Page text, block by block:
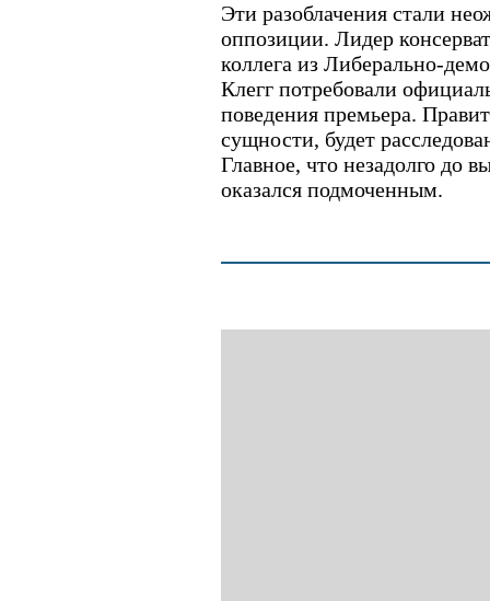
Эти разоблачения стали
оппозиции. Лидер
коллега из Либерально-
Клегг потребовали
поведения премьера.
сущности, будет
Главное, что незадолго до
оказался подмоченным.